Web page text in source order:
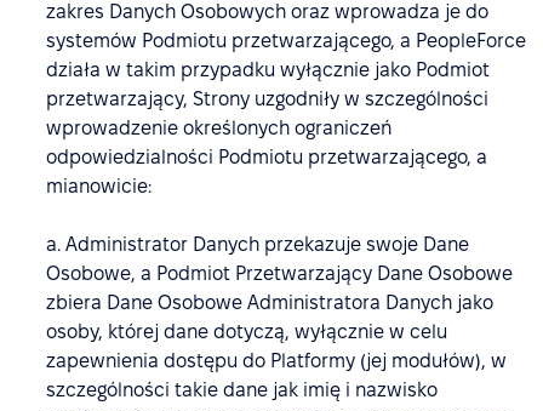
zakres Danych Osobowych oraz wprowadza je do
systemów Podmiotu przetwarzającego, a PeopleForce
działa w takim przypadku wyłącznie jako Podmiot
przetwarzający, Strony uzgodniły w szczególności
wprowadzenie określonych ograniczeń
odpowiedzialności Podmiotu przetwarzającego, a
mianowicie:
a. Administrator Danych przekazuje swoje Dane
Osobowe, a Podmiot Przetwarzający Dane Osobowe
zbiera Dane Osobowe Administratora Danych jako
osoby, której dane dotyczą, wyłącznie w celu
zapewnienia dostępu do Platformy (jej modułów), w
szczególności takie dane jak imię i nazwisko